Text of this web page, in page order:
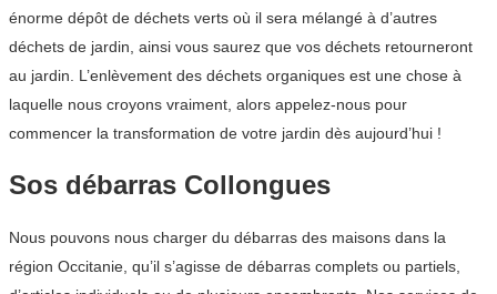
énorme dépôt de déchets verts où il sera mélangé à d’autres
déchets de jardin, ainsi vous saurez que vos déchets retourneront
au jardin. L’enlèvement des déchets organiques est une chose à
laquelle nous croyons vraiment, alors appelez-nous pour
commencer la transformation de votre jardin dès aujourd’hui !
Sos débarras Collongues
Nous pouvons nous charger du débarras des maisons dans la
région Occitanie, qu’il s’agisse de débarras complets ou partiels,